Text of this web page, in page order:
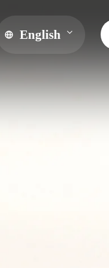
English